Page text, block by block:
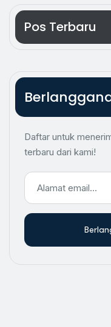
Pos Terbaru
Daftar untuk
terbaru dari kami!